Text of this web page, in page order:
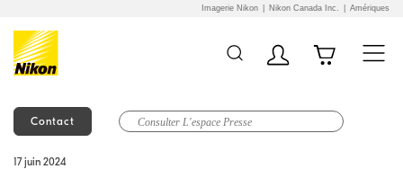
Imagerie Nikon Nikon Canada Inc. Amériques
Contact
17 juin 2024